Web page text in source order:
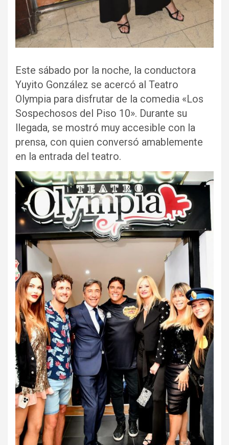
Este sábado por la noche, la conductora
Yuyito González se acercó al Teatro
Olympia para disfrutar de la comedia «Los
Sospechosos del Piso 10». Durante su
llegada, se mostró muy accesible con la
prensa, con quien conversó amablemente
en la entrada del teatro.